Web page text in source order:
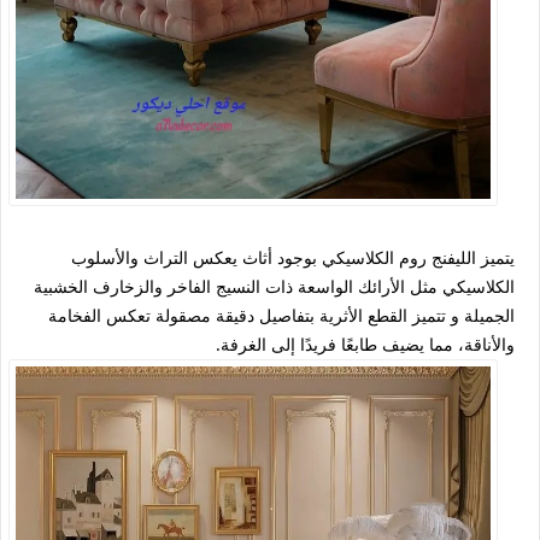
يتميز الليفنج روم الكلاسيكي بوجود أثاث يعكس التراث والأسلوب
الكلاسيكي مثل الأرائك الواسعة ذات النسيج الفاخر والزخارف الخشبية
الجميلة و تتميز القطع الأثرية بتفاصيل دقيقة مصقولة تعكس الفخامة
والأناقة، مما يضيف طابعًا فريدًا إلى الغرفة.